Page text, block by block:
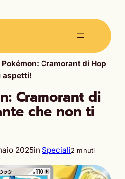
Pokémon: Cramorant di Hop
aspetti!
Cramorant di
che non ti
2025in Speciali2 minuti